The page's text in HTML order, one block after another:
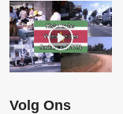
Volg Ons